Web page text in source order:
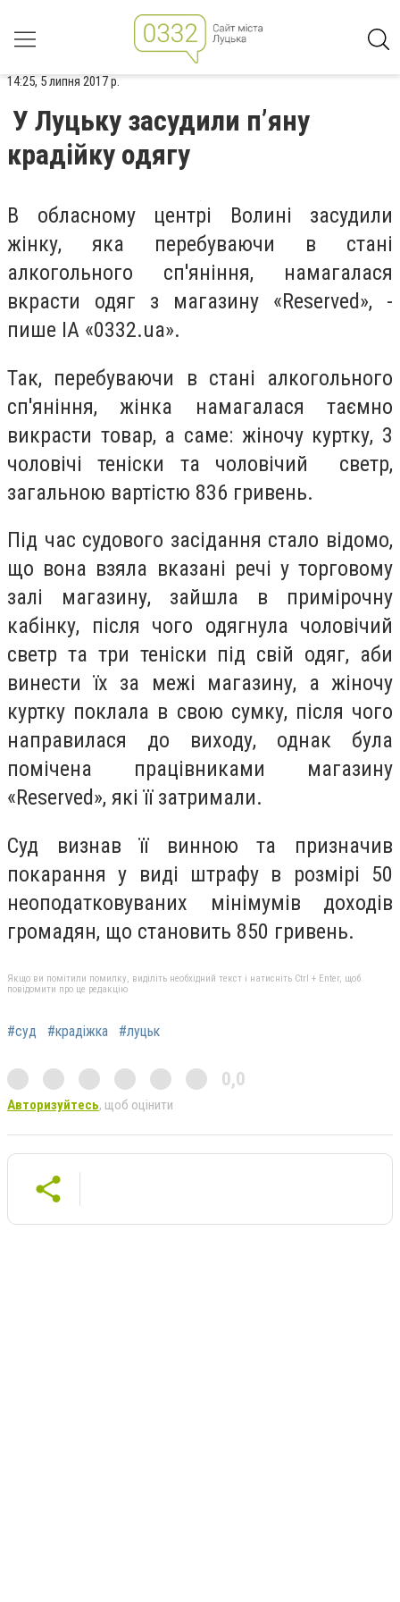
14:25, 5 липня 2017 р.
У Луцьку засудили п’яну
крадійку одягу
В обласному центрі Волині засудили
жінку, яка перебуваючи в стані
алкогольного сп'яніння, намагалася
вкрасти одяг з магазину «Reserved», -
пише ІА «0332.ua».
Так, перебуваючи в стані алкогольного
сп'яніння, жінка намагалася таємно
викрасти товар, а саме: жіночу куртку, 3
чоловічі теніски та чоловічий светр,
загальною вартістю 836 гривень.
Під час судового засідання стало відомо,
що вона взяла вказані речі у торговому
залі магазину, зайшла в примірочну
кабінку, після чого одягнула чоловічий
светр та три теніски під свій одяг, аби
винести їх за межі магазину, а жіночу
куртку поклала в свою сумку, після чого
направилася до виходу, однак була
помічена працівниками магазину
«Reserved», які її затримали.
Суд визнав її винною та призначив
покарання у виді штрафу в розмірі 50
неоподатковуваних мінімумів доходів
громадян, що становить 850 гривень.
Якщо ви помітили помилку, виділіть необхідний текст і натисніть Ctrl + Enter, щоб
повідомити про це редакцію
#суд #крадіжка #луцьк
0,0
Авторизуйтесь, щоб оцінити